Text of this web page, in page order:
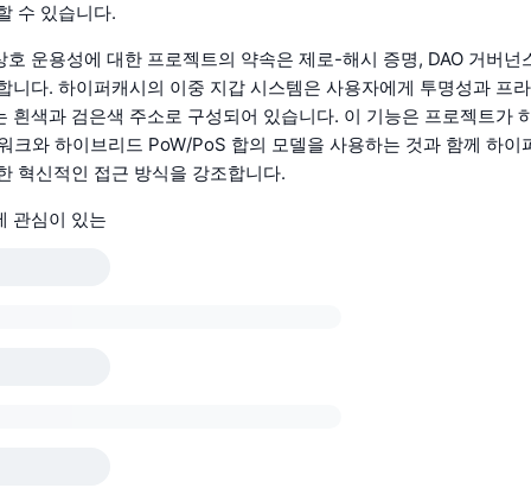
수 있습니다.
호 운용성에 대한 프로젝트의 약속은 제로-해시 증명, DAO 거버넌
니다. 하이퍼캐시의 이중 지갑 시스템은 사용자에게 투명성과 프
흰색과 검은색 주소로 구성되어 있습니다. 이 기능은 프로젝트가
크와 하이브리드 PoW/PoS 합의 모델을 사용하는 것과 함께 하이
혁신적인 접근 방식을 강조합니다.
관심이 있는